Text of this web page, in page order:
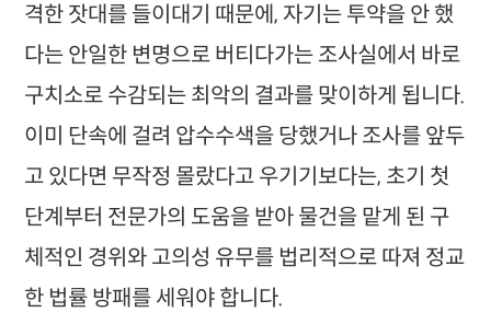
격한 잣대를 들이대기 때문에, 자기는 투약을 안 했
다는 안일한 변명으로 버티다가는 조사실에서 바로
구치소로 수감되는 최악의 결과를 맞이하게 됩니다.
이미 단속에 걸려 압수수색을 당했거나 조사를 앞두
고 있다면 무작정 몰랐다고 우기기보다는, 초기 첫
단계부터 전문가의 도움을 받아 물건을 맡게 된 구
체적인 경위와 고의성 유무를 법리적으로 따져 정교
한 법률 방패를 세워야 합니다.